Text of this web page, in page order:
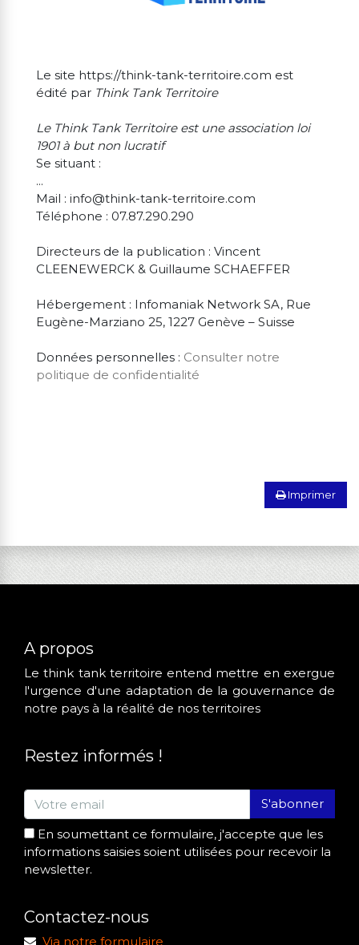
Le site https://think-tank-territoire.com est
édité par Think Tank Territoire
Le Think Tank Territoire est une association loi
1901 à but non lucratif
Se situant :
...
Mail : info@think-tank-territoire.com
Téléphone : 07.87.290.290
Directeurs de la publication : Vincent
CLEENEWERCK & Guillaume SCHAEFFER
Hébergement : Infomaniak Network SA, Rue
Eugène-Marziano 25, 1227 Genève – Suisse
Données personnelles : Consulter notre
politique de confidentialité
Imprimer
A propos
Le think tank territoire entend mettre en exergue
l'urgence d'une adaptation de la gouvernance de
notre pays à la réalité de nos territoires
Restez informés !
S'abonner
En soumettant ce formulaire, j'accepte que les
informations saisies soient utilisées pour recevoir la
newsletter.
Contactez-nous
Via notre formulaire